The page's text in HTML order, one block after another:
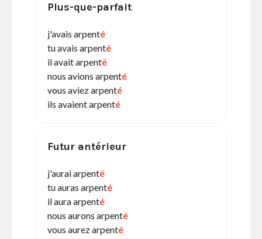
Plus-que-parfait
j'avais arpenté
tu avais arpenté
il avait arpenté
nous avions arpenté
vous aviez arpenté
ils avaient arpenté
Futur antérieur
j'aurai arpenté
tu auras arpenté
il aura arpenté
nous aurons arpenté
vous aurez arpenté